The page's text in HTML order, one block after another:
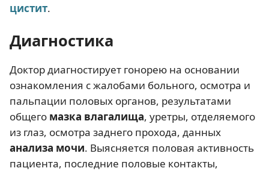
цистит.
Диагностика
Доктор диагностирует гонорею на основании
ознакомления с жалобами больного, осмотра и
пальпации половых органов, результатами
общего мазка влагалища, уретры, отделяемого
из глаз, осмотра заднего прохода, данных
анализа мочи. Выясняется половая активность
пациента, последние половые контакты,